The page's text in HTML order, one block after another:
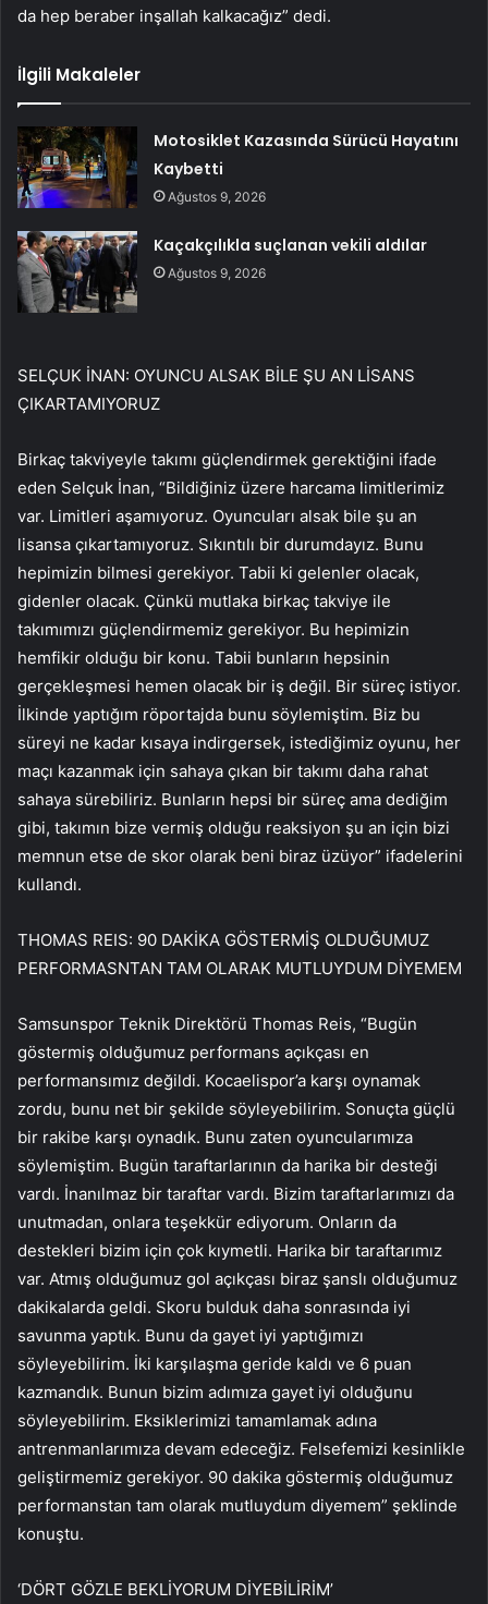
da hep beraber inşallah kalkacağız” dedi.
İlgili Makaleler
Motosiklet Kazasında Sürücü Hayatını
Kaybetti
Ağustos 9, 2026
Kaçakçılıkla suçlanan vekili aldılar
Ağustos 9, 2026
SELÇUK İNAN: OYUNCU ALSAK BİLE ŞU AN LİSANS
ÇIKARTAMIYORUZ
Birkaç takviyeyle takımı güçlendirmek gerektiğini ifade
eden Selçuk İnan, “Bildiğiniz üzere harcama limitlerimiz
var. Limitleri aşamıyoruz. Oyuncuları alsak bile şu an
lisansa çıkartamıyoruz. Sıkıntılı bir durumdayız. Bunu
hepimizin bilmesi gerekiyor. Tabii ki gelenler olacak,
gidenler olacak. Çünkü mutlaka birkaç takviye ile
takımımızı güçlendirmemiz gerekiyor. Bu hepimizin
hemfikir olduğu bir konu. Tabii bunların hepsinin
gerçekleşmesi hemen olacak bir iş değil. Bir süreç istiyor.
İlkinde yaptığım röportajda bunu söylemiştim. Biz bu
süreyi ne kadar kısaya indirgersek, istediğimiz oyunu, her
maçı kazanmak için sahaya çıkan bir takımı daha rahat
sahaya sürebiliriz. Bunların hepsi bir süreç ama dediğim
gibi, takımın bize vermiş olduğu reaksiyon şu an için bizi
memnun etse de skor olarak beni biraz üzüyor” ifadelerini
kullandı.
THOMAS REIS: 90 DAKİKA GÖSTERMİŞ OLDUĞUMUZ
PERFORMASNTAN TAM OLARAK MUTLUYDUM DİYEMEM
Samsunspor Teknik Direktörü Thomas Reis, “Bugün
göstermiş olduğumuz performans açıkçası en
performansımız değildi. Kocaelispor’a karşı oynamak
zordu, bunu net bir şekilde söyleyebilirim. Sonuçta güçlü
bir rakibe karşı oynadık. Bunu zaten oyuncularımıza
söylemiştim. Bugün taraftarlarının da harika bir desteği
vardı. İnanılmaz bir taraftar vardı. Bizim taraftarlarımızı da
unutmadan, onlara teşekkür ediyorum. Onların da
destekleri bizim için çok kıymetli. Harika bir taraftarımız
var. Atmış olduğumuz gol açıkçası biraz şanslı olduğumuz
dakikalarda geldi. Skoru bulduk daha sonrasında iyi
savunma yaptık. Bunu da gayet iyi yaptığımızı
söyleyebilirim. İki karşılaşma geride kaldı ve 6 puan
kazmandık. Bunun bizim adımıza gayet iyi olduğunu
söyleyebilirim. Eksiklerimizi tamamlamak adına
antrenmanlarımıza devam edeceğiz. Felsefemizi kesinlikle
geliştirmemiz gerekiyor. 90 dakika göstermiş olduğumuz
performanstan tam olarak mutluydum diyemem” şeklinde
konuştu.
‘DÖRT GÖZLE BEKLİYORUM DİYEBİLİRİM’